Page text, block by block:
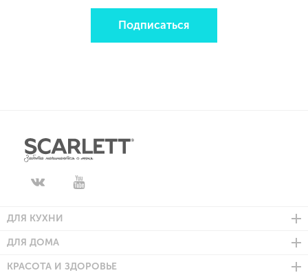
Подписаться
ДЛЯ КУХНИ
ДЛЯ ДОМА
КРАСОТА И ЗДОРОВЬЕ